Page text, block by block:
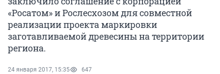
«Росатом» и Рослесхозом для совместной
реализации проекта маркировки
заготавливаемой древесины на территории
региона.
24 января 2017, 15:35 647